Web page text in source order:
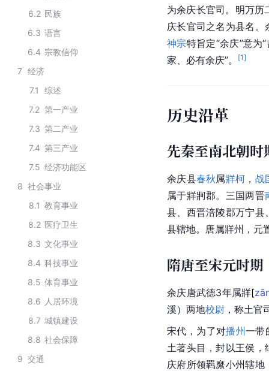
6.2 民族
6.3 语言
6.4 宗教信仰
7 经济
7.1
综述
7.2 第一产业
7.3 第二产业
7.4 第三产业
7.5 经济功能区
8 社会事业
8.1 教育事业
8.2 医疗卫生
8.3 文化事业
8.4 科技事业
8.5 体育事业
8.6 人居环境
8.7 城镇建设
8.8 社会保障
9 交通
为余庆长官司。明万历
庆长官司之名为县名
神宗特旨定“余庆”意为
家、必有余庆”。
[1]
历史沿革
先秦至南北朝时
余庆县春秋属牂柯 ， 战
属于牂牁郡。三国两晋
县、西晋涪陵郡万宁
县辖地。唐属牂州，元
隋唐至宋元时期
余庆唐武德3年属牂[
溪）两地校尉 ，称土官
宋代，为了对播州一带
土著头目，封以王侯，
庆府所领羁縻小州辖